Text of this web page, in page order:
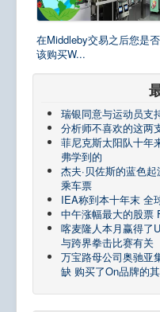
在Middleby交易之后您是
该购买W...
瑞银同意与运动员支
分析师不喜欢的这两
菲尼克斯太阳队十年
弗学到的
杰夫·贝佐斯的蓝色
乘车票
IEA称到本十年末 全
中午涨幅最大的股票
喀麦隆人本月赢得了
与跨界拳击比赛有关
万宝路母公司奥驰亚
缺 购买了On品牌的